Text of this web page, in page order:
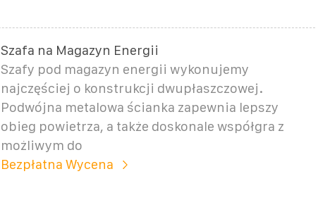
Szafa na Magazyn Energii
Szafy pod magazyn energii wykonujemy
najczęściej o konstrukcji dwupłaszczowej.
Podwójna metalowa ścianka zapewnia lepszy
obieg powietrza, a także doskonale współgra z
możliwym do
Bezpłatna Wycena